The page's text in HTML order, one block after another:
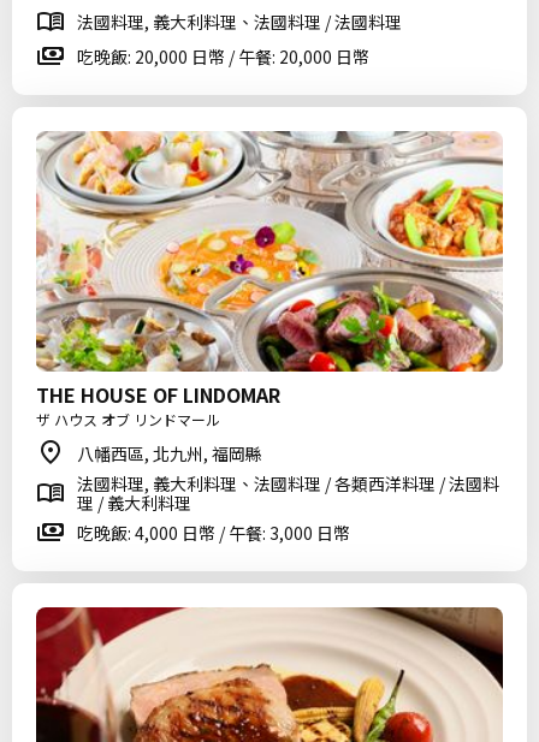
法國料理, 義大利料理、法國料理 / 法國料理
吃晚飯: 20,000 日幣 / 午餐: 20,000 日幣
THE HOUSE OF LINDOMAR
ザ ハウス オブ リンドマール
八幡西區, 北九州, 福岡縣
法國料理, 義大利料理、法國料理 / 各類西洋料理 / 法國料
理 / 義大利料理
吃晚飯: 4,000 日幣 / 午餐: 3,000 日幣